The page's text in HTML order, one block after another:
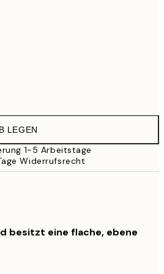
LEGEN
1-5 Arbeitstage
Widerrufsrecht
besitzt eine flache, ebene